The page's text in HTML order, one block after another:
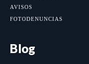
AVISOS
FOTODENUNCIAS
Blog